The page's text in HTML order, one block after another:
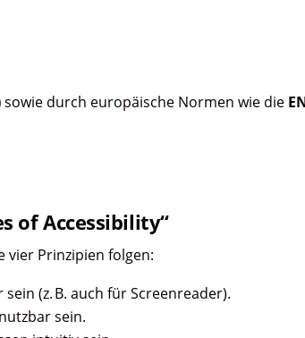
sowie durch europäische Normen wie die
of Accessibility“
vier Prinzipien folgen:
(z. B. auch für Screenreader).
sein.